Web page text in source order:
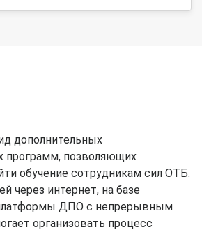
дополнительных
программ, позволяющих
обучение сотрудникам сил ОТБ.
через интернет, на базе
ДПО с непрерывным
организовать процесс